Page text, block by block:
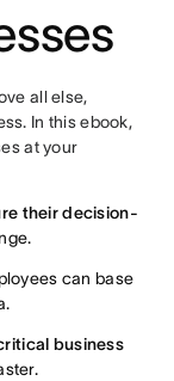
all else,
In this ebook,
at your
their decision-
can base
business